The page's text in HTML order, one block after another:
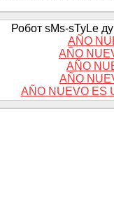
Робот sMs-sTyLe
AÑO
AÑO
AÑO
AÑO
AÑO NUEVO ES